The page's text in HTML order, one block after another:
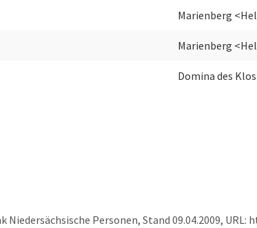
Marienberg
Marienberg
Domina des
Personen, Stand 09.04.2009,